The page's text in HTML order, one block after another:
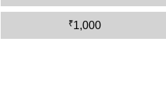
₹1,000